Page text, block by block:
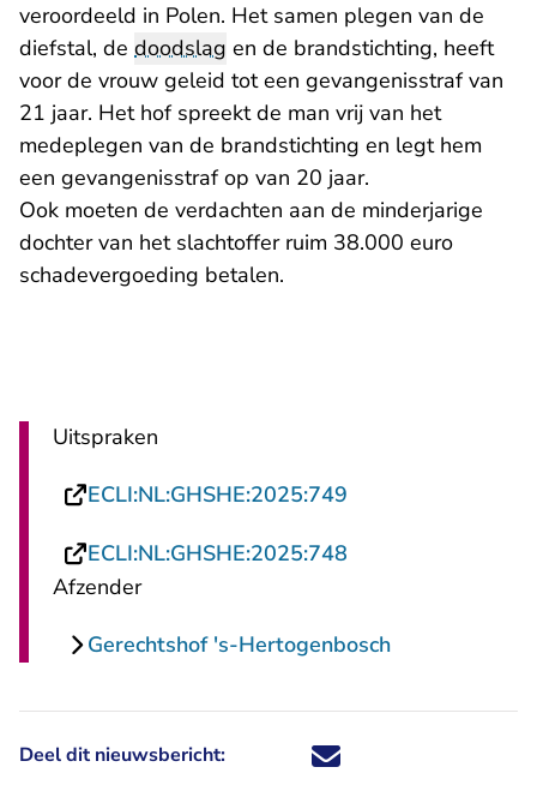
veroordeeld in Polen. Het samen plegen van de
diefstal, de doodslag en de brandstichting, heeft
voor de vrouw geleid tot een gevangenisstraf van
21 jaar. Het hof spreekt de man vrij van het
medeplegen van de brandstichting en legt hem
een gevangenisstraf op van 20 jaar.
Ook moeten de verdachten aan de minderjarige
dochter van het slachtoffer ruim 38.000 euro
schadevergoeding betalen.
Uitspraken
ECLI:NL:GHSHE:2025:749
ECLI:NL:GHSHE:2025:748
Afzender
Gerechtshof 's-Hertogenbosch
Deel dit nieuwsbericht: Deel dit nieuwsbericht via X -
Deel dit nieuwsbericht via
Deel dit nieuwsbericht
Deel dit